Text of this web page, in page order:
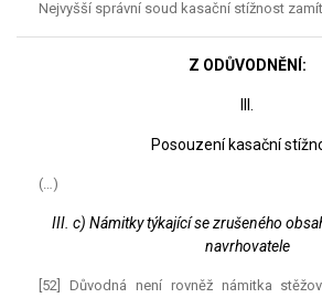
Nejvyšší správní soud kasační stížnost
Z ODŮVODNĚNÍ:
III.
Posouzení kasační
(…)
III. c) Námitky týkající se zrušeného
navrhovatele
[52] Důvodná není rovněž námitka